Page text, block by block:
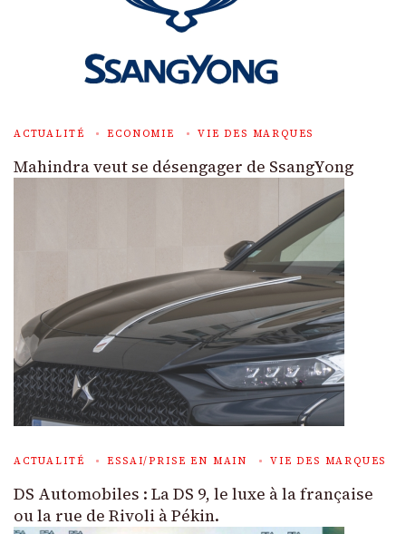
ACTUALITÉ ECONOMIE VIE DES MARQUES
Mahindra veut se désengager de SsangYong
ACTUALITÉ ESSAI/PRISE EN MAIN VIE DES MARQUES
DS Automobiles : La DS 9, le luxe à la française
ou la rue de Rivoli à Pékin.